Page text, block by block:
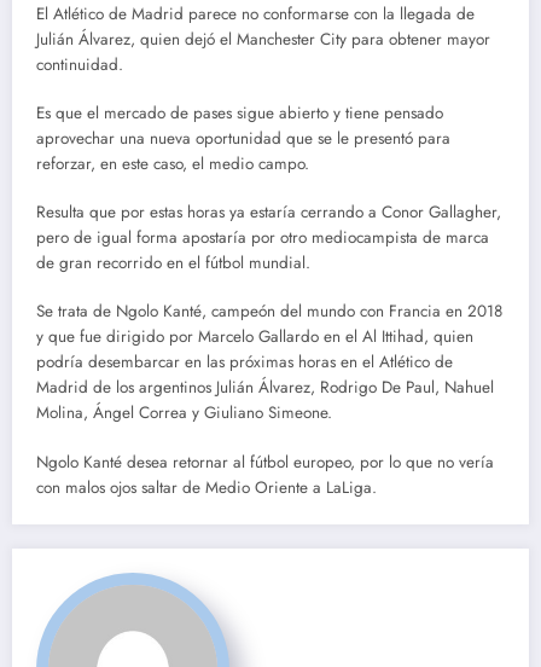
El Atlético de Madrid parece no conformarse con la llegada de
Julián Álvarez, quien dejó el Manchester City para obtener mayor
continuidad.
Es que el mercado de pases sigue abierto y tiene pensado
aprovechar una nueva oportunidad que se le presentó para
reforzar, en este caso, el medio campo.
Resulta que por estas horas ya estaría cerrando a Conor Gallagher,
pero de igual forma apostaría por otro mediocampista de marca
de gran recorrido en el fútbol mundial.
Se trata de Ngolo Kanté, campeón del mundo con Francia en 2018
y que fue dirigido por Marcelo Gallardo en el Al Ittihad, quien
podría desembarcar en las próximas horas en el Atlético de
Madrid de los argentinos Julián Álvarez, Rodrigo De Paul, Nahuel
Molina, Ángel Correa y Giuliano Simeone.
Ngolo Kanté desea retornar al fútbol europeo, por lo que no vería
con malos ojos saltar de Medio Oriente a LaLiga.